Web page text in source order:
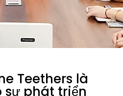
Teethers là
sự phát triển